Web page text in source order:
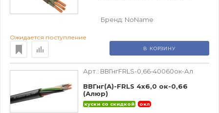
Бренд: NoName
Ожидается поступление
В КОРЗИНУ
Арт.: ВВГнгFRLS-0,66-40060ок-Ал
ВВГнг(А)-FRLS 4х6,0 ок-0,66
(Алюр)
куски со скидкой окл